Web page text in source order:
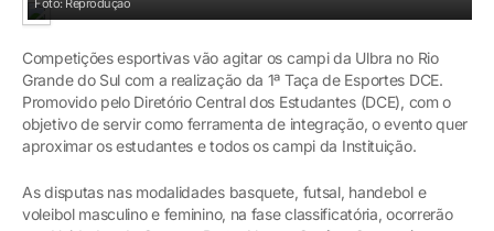
Foto: Reprodução
Competições esportivas vão agitar os campi da Ulbra no Rio
Grande do Sul com a realização da 1ª Taça de Esportes DCE.
Promovido pelo Diretório Central dos Estudantes (DCE), com o
objetivo de servir como ferramenta de integração, o evento quer
aproximar os estudantes e todos os campi da Instituição.
As disputas nas modalidades basquete, futsal, handebol e
voleibol masculino e feminino, na fase classificatória, ocorrerão